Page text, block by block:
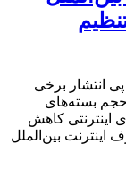
انتشار برخی
بسته‌های
اینترنتی کاهش
بین‌الملل